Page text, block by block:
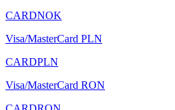
CARDNOK
Visa/MasterCard PLN
CARDPLN
Visa/MasterCard RON